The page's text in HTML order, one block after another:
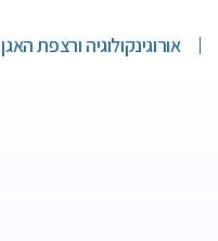
אורוגינקולוגיה ורצפת האגן